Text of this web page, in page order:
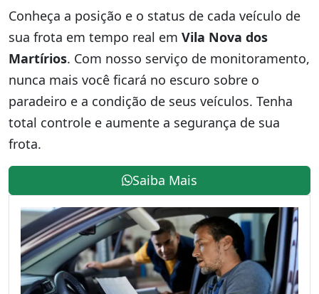
Conheça a posição e o status de cada veículo de
sua frota em tempo real em Vila Nova dos
Martírios. Com nosso serviço de monitoramento,
nunca mais você ficará no escuro sobre o
paradeiro e a condição de seus veículos. Tenha
total controle e aumente a segurança de sua
frota.
Saiba Mais